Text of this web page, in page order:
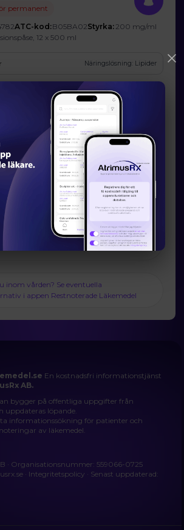
permanent
ATC-kod:B05BA02Styrka: 200 mg/ml
12 x 500 ml
Näringslösning: Lipider
Fresenius Kabi AB
tillgänglighet
information om möjliga
inom vården? Se eventuella
i appen Restnoterade Läkemedel
En kostnadsfri informationstjänst
AB.
bygger på offentliga uppgifter från
uppdateras löpande.
informationssökning för patienter och
av läkemedel.
· Organisationsnummer: 559066-0725
· Integritetspolicy · Senast uppdaterad: